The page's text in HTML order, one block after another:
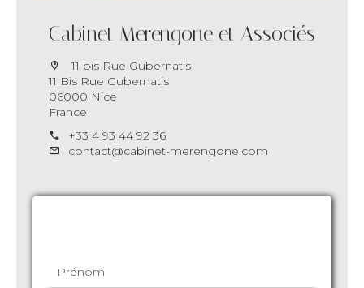
Cabinet Merengone et Associés
11 bis Rue Gubernatis
11 Bis Rue Gubernatis
06000 Nice
France
+33 4 93 44 92 36
contact@cabinet-merengone.com